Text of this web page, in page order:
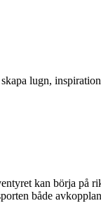
lugn,
kan börja
både